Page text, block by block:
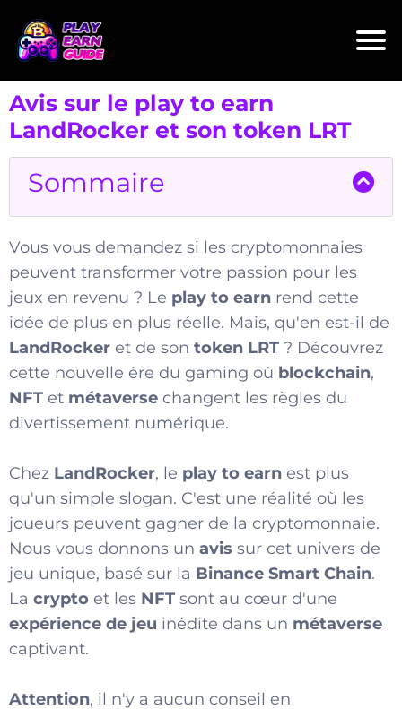
Avis sur le play to earn
LandRocker et son token LRT
Sommaire
Vous vous demandez si les cryptomonnaies
peuvent transformer votre passion pour les
jeux en revenu ? Le play to earn rend cette
idée de plus en plus réelle. Mais, qu'en est-il de
LandRocker et de son token LRT ? Découvrez
cette nouvelle ère du gaming où blockchain,
NFT et métaverse changent les règles du
divertissement numérique.
Chez LandRocker, le play to earn est plus
qu'un simple slogan. C'est une réalité où les
joueurs peuvent gagner de la cryptomonnaie.
Nous vous donnons un avis sur cet univers de
jeu unique, basé sur la Binance Smart Chain.
La crypto et les NFT sont au cœur d'une
expérience de jeu inédite dans un métaverse
captivant.
Attention, il n'y a aucun conseil en